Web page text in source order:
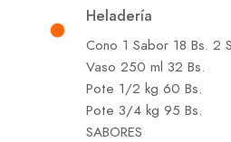
Cero – Central es el lugar
pausa dulce en el centro de
¡Te esperamos para
sabores únicos!
Heladería
Cono 1 Sabor 18 Bs. 2
Vaso 250 ml 32 Bs.
Pote 1/2 kg 60 Bs.
Pote 3/4 kg 95 Bs.
SABORES